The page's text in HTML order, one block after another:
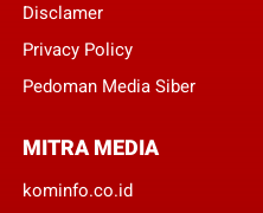
Disclamer
Privacy Policy
Pedoman Media Siber
MITRA MEDIA
kominfo.co.id